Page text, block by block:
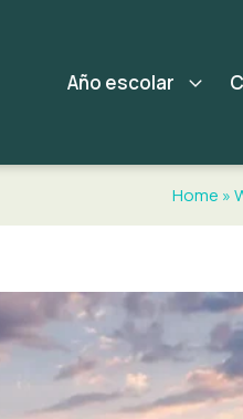
Año escolar
Home »